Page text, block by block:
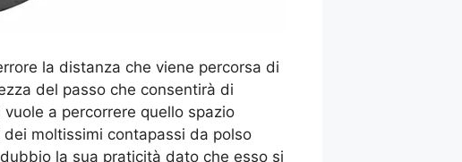
la distanza che viene percorsa di
del passo che consentirà di
a percorrere quello spazio
moltissimi contapassi da polso
la sua praticità dato che esso si